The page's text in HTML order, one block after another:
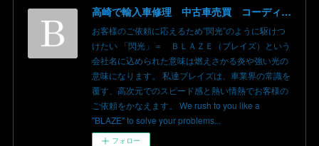
高崎で輸入車修理 中古車売買 コーディングならBLAZE（ブレイズ）へ│BLAZE Total Car Support & Modify in Takasaki Gunma
お客様のご依頼に応えるため”閃光”のように駆けつ
けたい 「閃光」＝ ＢＬＡＺＥ（ブレイズ）という
会社名に込められた意味は燃えさかる炎や強い光の
意味になります。 私達ブレイズは、車業界の常識を
覆す、高次元でのスピード感と熱い情熱でお客様の
ご依頼をかなえます。 We rush to you like a
"BLAZE" to solve your problems...
フォロー